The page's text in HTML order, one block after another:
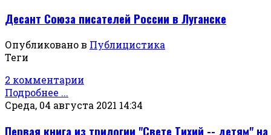
Десант Союза писателей России в Луганске
Опубликовано в Публицистика
Теги
2 комментарии
Подробнее ...
Среда, 04 августа 2021 14:34
Первая книга из трилогии "Свете Тихий -- детям" на